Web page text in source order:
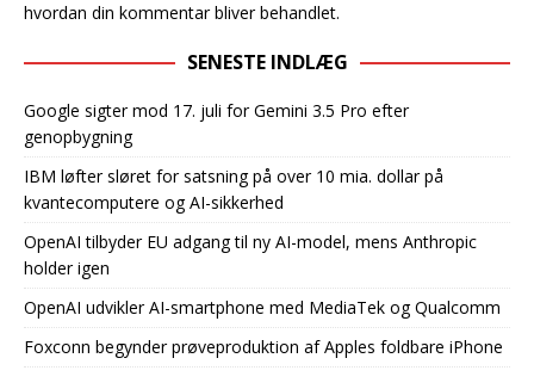
hvordan din kommentar bliver behandlet.
SENESTE INDLÆG
Google sigter mod 17. juli for Gemini 3.5 Pro efter
genopbygning
IBM løfter sløret for satsning på over 10 mia. dollar på
kvantecomputere og AI-sikkerhed
OpenAI tilbyder EU adgang til ny AI-model, mens Anthropic
holder igen
OpenAI udvikler AI-smartphone med MediaTek og Qualcomm
Foxconn begynder prøveproduktion af Apples foldbare iPhone